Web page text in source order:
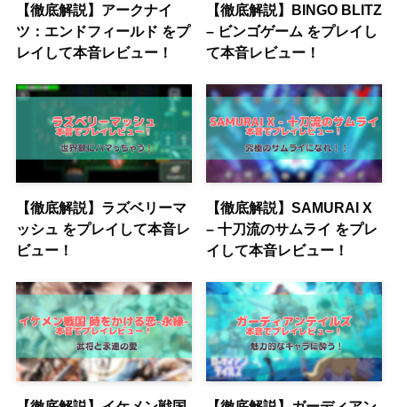
【徹底解説】アークナイ
ツ：エンドフィールド をプ
レイして本音レビュー！
【徹底解説】BINGO BLITZ
– ビンゴゲーム をプレイし
て本音レビュー！
【徹底解説】ラズベリーマ
ッシュ をプレイして本音レ
ビュー！
【徹底解説】SAMURAI X
– 十刀流のサムライ をプレ
イして本音レビュー！